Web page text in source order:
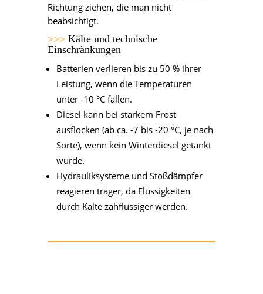
Richtung ziehen, die man nicht
beabsichtigt.
>>> Kälte und technische
Einschränkungen
Batterien verlieren bis zu 50 % ihrer
Leistung, wenn die Temperaturen
unter -10 °C fallen.
Diesel kann bei starkem Frost
ausflocken (ab ca. -7 bis -20 °C, je nach
Sorte), wenn kein Winterdiesel getankt
wurde.
Hydrauliksysteme und Stoßdämpfer
reagieren träger, da Flüssigkeiten
durch Kälte zähflüssiger werden.